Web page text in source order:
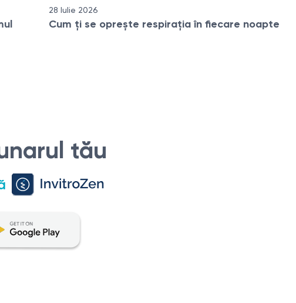
28 Iulie 2026
Cum ți se oprește respirația în fiecare noapte
tău